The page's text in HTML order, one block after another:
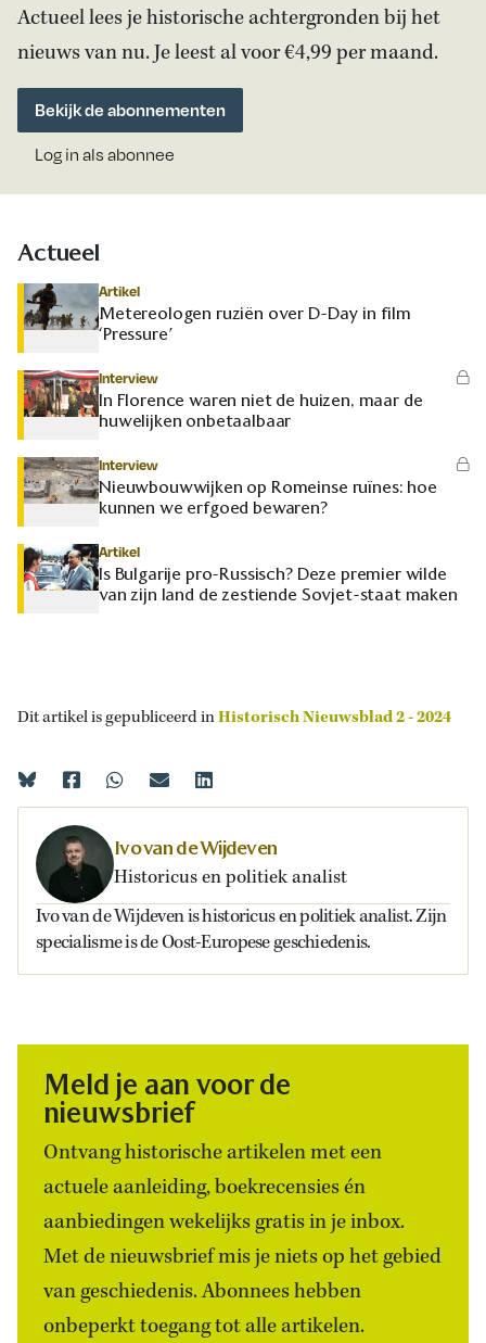
Actueel lees je historische achtergronden bij het
nieuws van nu. Je leest al voor €4,99 per maand.
Bekijk de abonnementen
Log in als abonnee
Actueel
Artikel
Metereologen ruziën over D-Day in film
‘Pressure’
Interview
In Florence waren niet de huizen, maar de
huwelijken onbetaalbaar
Interview
Nieuwbouwwijken op Romeinse ruïnes: hoe
kunnen we erfgoed bewaren?
Artikel
Is Bulgarije pro-Russisch? Deze premier wilde
van zijn land de zestiende Sovjet-staat maken
Dit artikel is gepubliceerd inHistorisch Nieuwsblad 2 - 2024
Ivo van de Wijdeven
Historicus en politiek analist
Ivo van de Wijdeven is historicus en politiek analist. Zijn
specialisme is de Oost-Europese geschiedenis.
Meld je aan voor de
nieuwsbrief
Ontvang historische artikelen met een
actuele aanleiding, boekrecensies én
aanbiedingen wekelijks gratis in je inbox.
Met de nieuwsbrief mis je niets op het gebied
van geschiedenis. Abonnees hebben
onbeperkt toegang tot alle artikelen.